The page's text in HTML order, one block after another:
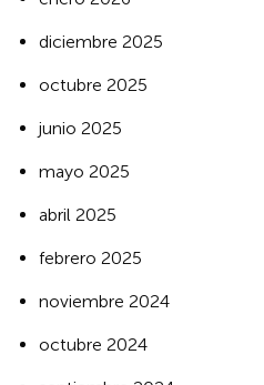
diciembre 2025
octubre 2025
junio 2025
mayo 2025
abril 2025
febrero 2025
noviembre 2024
octubre 2024